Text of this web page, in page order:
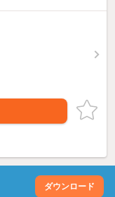
ダウンロード